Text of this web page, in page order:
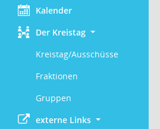
Kalender
Der Kreistag
Kreistag/Ausschüsse
Fraktionen
Gruppen
externe Links